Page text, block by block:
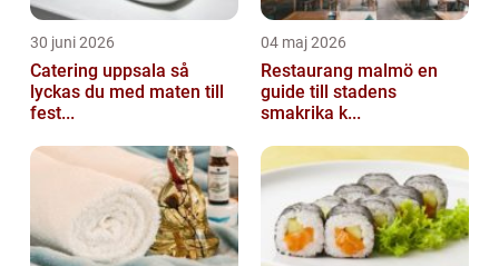
30 juni 2026
Catering uppsala så
lyckas du med maten till
fest...
04 maj 2026
Restaurang malmö en
guide till stadens
smakrika k...